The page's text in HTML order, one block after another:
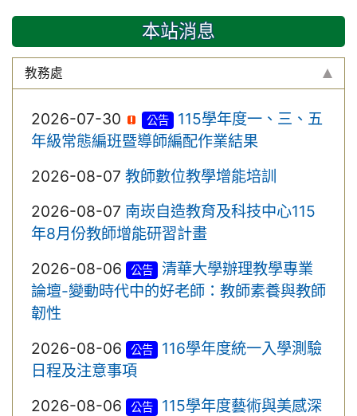
本站消息
教務處
2026-07-30 公告
115學年度一、三、五
年級常態編班暨導師編配作業結果
2026-08-07 教師數位教學增能培訓
2026-08-07 南崁自造教育及科技中心115
年8月份教師增能研習計畫
2026-08-06
公告
清華大學辦理教學專業
論壇-變動時代中的好老師：教師素養與教師
韌性
2026-08-06
公告
116學年度統一入學測驗
日程及注意事項
2026-08-06
公告
115學年度藝術與美感深